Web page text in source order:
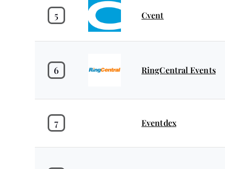
5 Cvent
6 RingCentral Events
7 Eventdex